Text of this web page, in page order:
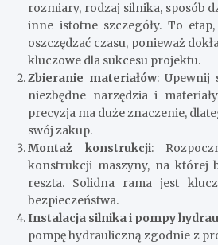
rozmiary, rodzaj silnika, sposób
inne istotne szczegóły. To
oszczędzać czasu, ponieważ
kluczowe dla sukcesu projektu.
Zbieranie materiałów: Upewnij
niezbędne narzędzia i
precyzja ma duże znaczenie,
swój zakup.
Montaż konstrukcji:
konstrukcji maszyny, na której
reszta. Solidna rama jest
bezpieczeństwa.
Instalacja silnika i pompy
pompę hydrauliczną zgodnie z